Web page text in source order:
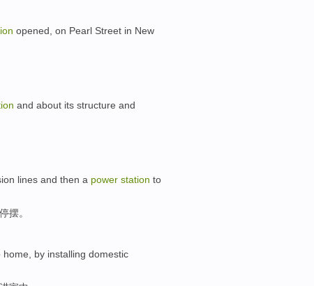
opened, on Pearl Street in New
and about its structure and
lines and then a power station to
停摆。
home by installing domestic